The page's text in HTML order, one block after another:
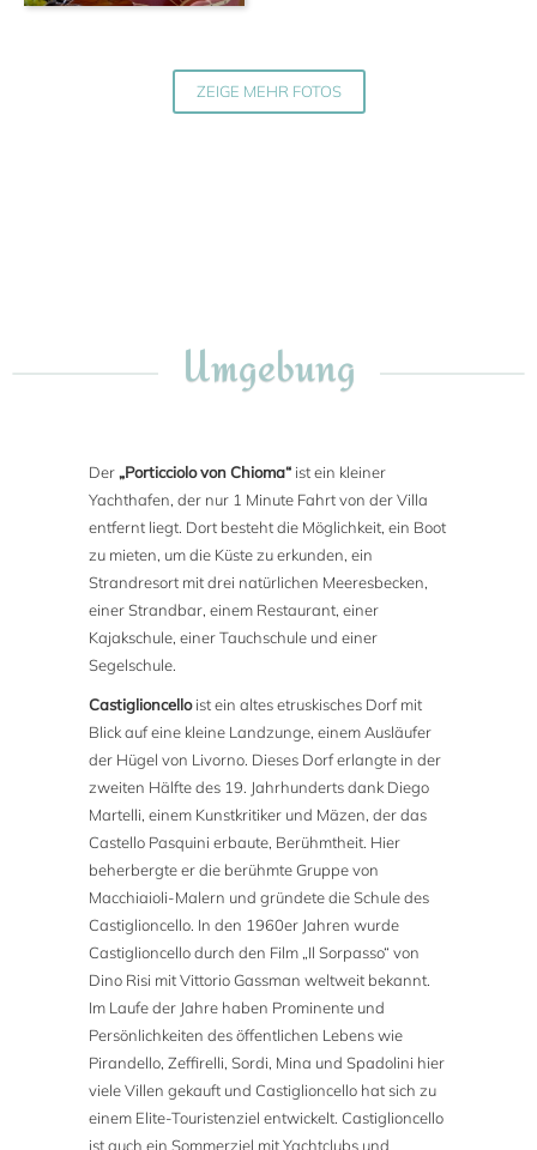
ZEIGE MEHR FOTOS
Umgebung
Der„Porticciolo von Chioma“ ist ein kleiner
Yachthafen, der nur 1 Minute Fahrt von der Villa
entfernt liegt. Dort besteht die Möglichkeit, ein Boot
zu mieten, um die Küste zu erkunden, ein
Strandresort mit drei natürlichen Meeresbecken,
einer Strandbar, einem Restaurant, einer
Kajakschule, einer Tauchschule und einer
Segelschule.
Castiglioncelloist ein altes etruskisches Dorf mit
Blick auf eine kleine Landzunge, einem Ausläufer
der Hügel von Livorno. Dieses Dorf erlangte in der
zweiten Hälfte des 19. Jahrhunderts dank Diego
Martelli, einem Kunstkritiker und Mäzen, der das
Castello Pasquini erbaute, Berühmtheit. Hier
beherbergte er die berühmte Gruppe von
Macchiaioli-Malern und gründete die Schule des
Castiglioncello. In den 1960er Jahren wurde
Castiglioncello durch den Film „Il Sorpasso“ von
Dino Risi mit Vittorio Gassman weltweit bekannt.
Im Laufe der Jahre haben Prominente und
Persönlichkeiten des öffentlichen Lebens wie
Pirandello, Zeffirelli, Sordi, Mina und Spadolini hier
viele Villen gekauft und Castiglioncello hat sich zu
einem Elite-Touristenziel entwickelt. Castiglioncello
ist auch ein Sommerziel mit Yachtclubs und